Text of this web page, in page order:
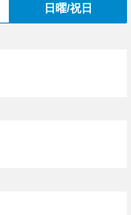
日曜/祝日